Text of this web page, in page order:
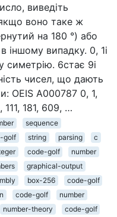
виведіть
воно таке ж
на 180 °) або
іншому випадку. 0, 1і
симетрію. 6стає 9і
чисел, що дають
OEIS A000787 0, 1,
111, 181, 609, …
sequence
golf string parsing
c
code-golf
number
graphical-output
box-256
code-golf
code-golf
number
number-theory
code-golf